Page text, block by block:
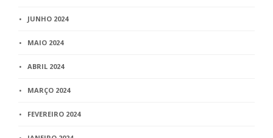
JUNHO 2024
MAIO 2024
ABRIL 2024
MARÇO 2024
FEVEREIRO 2024